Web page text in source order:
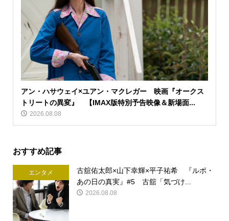
アン・ハサウェイ×ユアン・マクレガー 映画『オークス
トリートの異変』 【IMAX版特別予告映像＆新場面...
2026.08.08
おすすめ記事
エンタメ
古舘佑太郎×山下幸輝×平子祐希 『ルポ・
あの日の真実』#5 古舘「気づけ...
2026.08.08